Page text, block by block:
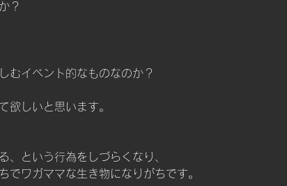
？
むイベント的なものなのか？
欲しいと思います。
、という行為をしづらくなり、
でワガママな生き物になりがちです。